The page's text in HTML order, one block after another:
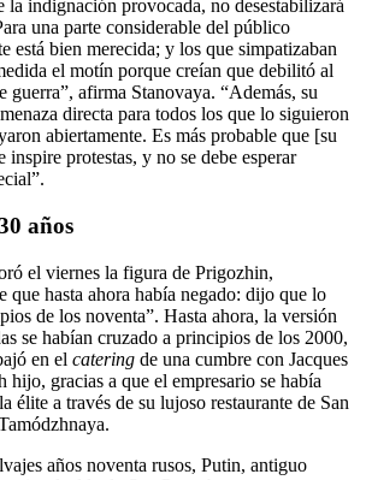
la indignación provocada, no desestabilizará
una parte considerable del público
está bien merecida; y los que simpatizaban
el motín porque creían que debilitó al
guerra”, afirma Stanovaya. “Además, su
directa para todos los que lo siguieron
abiertamente. Es más probable que [su
protestas, y no se debe esperar
años
el viernes la figura de Prigozhin,
que hasta ahora había negado: dijo que lo
de los noventa”. Hasta ahora, la versión
se habían cruzado a principios de los 2000,
en el catering de una cumbre con Jacques
hijo, gracias a que el empresario se había
élite a través de su lujoso restaurante de San
años noventa rusos, Putin, antiguo